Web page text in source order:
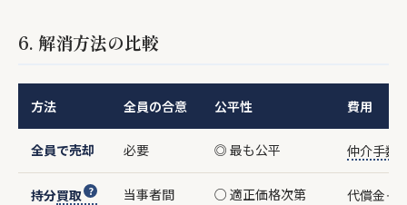
6. 解消方法の比較
方法 全員の合意 公平性 費用
全員で売却 必要 ◎ 最も公平 仲介手数
持分買取 当事者間 ○ 適正価格次第 代償金＋